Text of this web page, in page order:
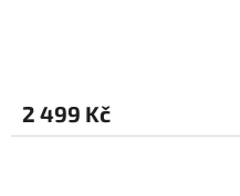
2 499 Kč